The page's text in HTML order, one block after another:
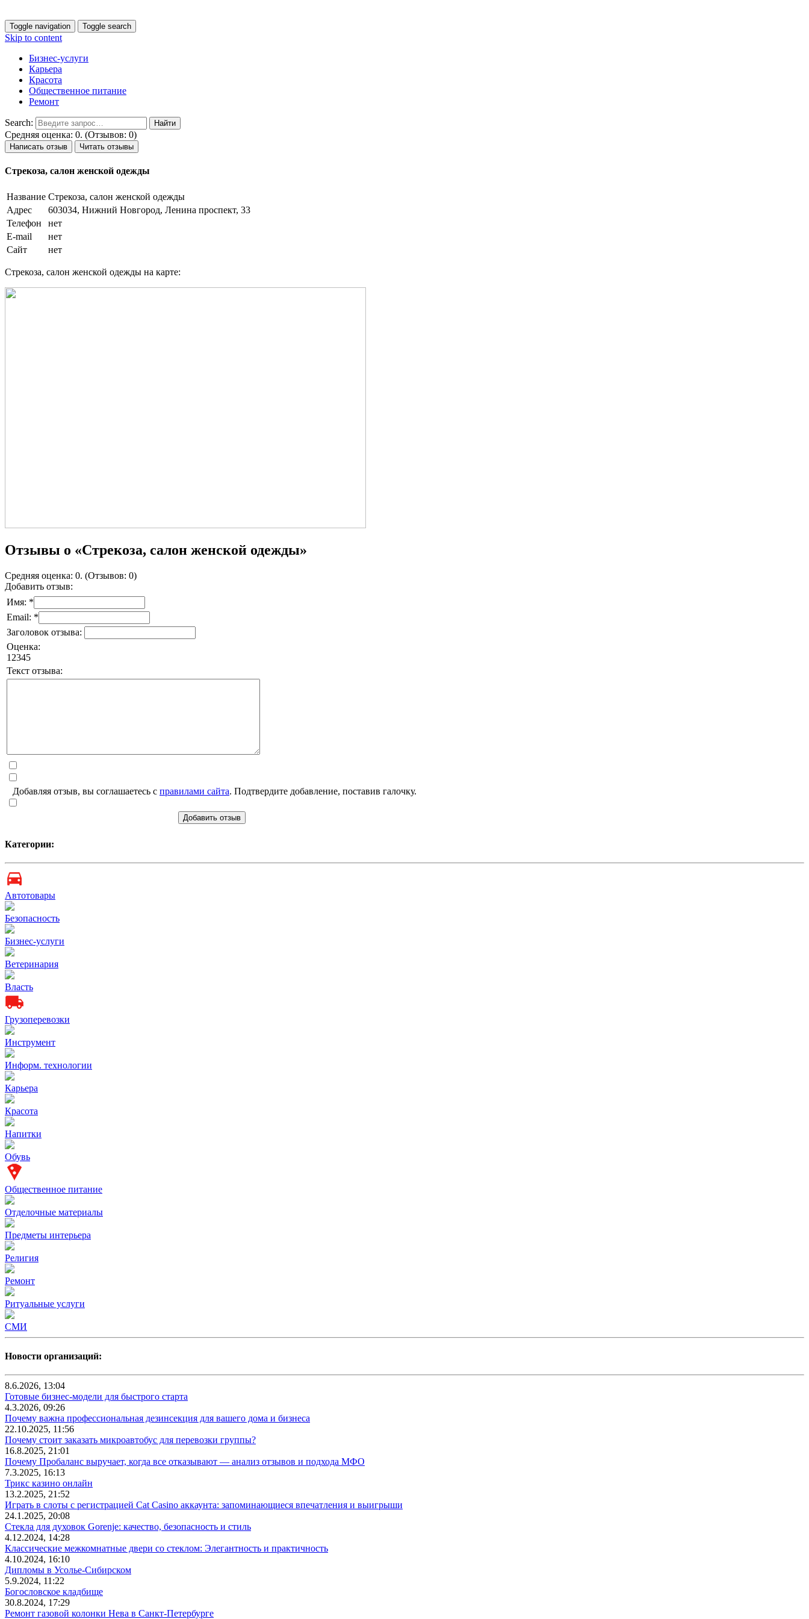
Toggle navigation Toggle search
Skip to content
Бизнес-услуги
Карьера
Красота
Общественное питание
Ремонт
Search:
Средняя оценка: 0. (Отзывов: 0)
Написать отзыв Читать отзывы
Стрекоза, салон женской одежды
Название Стрекоза, салон женской одежды
Адрес
603034, Нижний Новгород, Ленина проспект, 33
Телефон
нет
E-mail
нет
Сайт
нет
Стрекоза, салон женской одежды на карте:
Отзывы о «Стрекоза, салон женской одежды»
Средняя оценка: 0. (Отзывов: 0)
Добавить отзыв:
Имя: *
Email: *
Заголовок отзыва:
Оценка:
1 2345
Текст отзыва:
Добавляя отзыв, вы соглашаетесь с правилами сайта. Подтвердите добавление, поставив галочку.
Добавить отзыв
Категории:
Автотовары
Безопасность
Бизнес-услуги
Ветеринария
Власть
Грузоперевозки
Инструмент
Информ. технологии
Карьера
Красота
Напитки
Обувь
Общественное питание
Отделочные материалы
Предметы интерьера
Религия
Ремонт
Ритуальные услуги
СМИ
Новости организаций:
8.6.2026, 13:04
Готовые бизнес-модели для быстрого старта
4.3.2026, 09:26
Почему важна профессиональная дезинсекция для вашего дома и бизнеса
22.10.2025, 11:56
Почему стоит заказать микроавтобус для перевозки группы?
16.8.2025, 21:01
Почему Пробаланс выручает, когда все отказывают — анализ отзывов и подхода МФО
7.3.2025, 16:13
Трикс казино онлайн
13.2.2025, 21:52
Играть в слоты с регистрацией Cat Casino аккаунта: запоминающиеся впечатления и выигрыши
24.1.2025, 20:08
Стекла для духовок Gorenje: качество, безопасность и стиль
4.12.2024, 14:28
Классические межкомнатные двери со стеклом: Элегантность и практичность
4.10.2024, 16:10
Дипломы в Усолье-Сибирском
5.9.2024, 11:22
Богословское кладбище
30.8.2024, 17:29
Ремонт газовой колонки Нева в Санкт-Петербурге